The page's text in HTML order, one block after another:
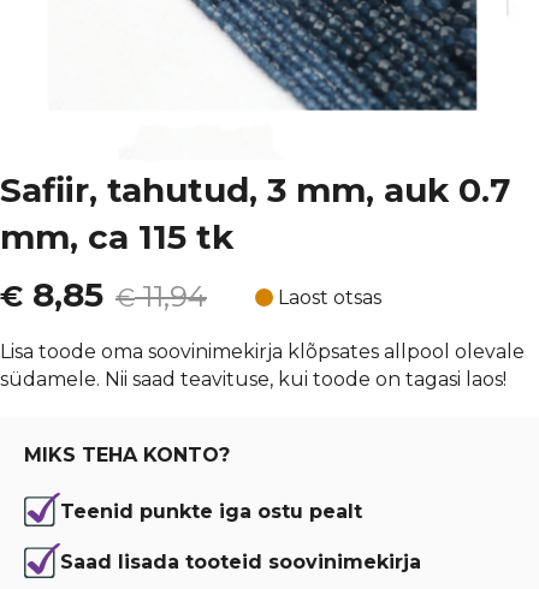
Safiir, tahutud, 3 mm, auk 0.7
mm, ca 115 tk
€11,94
Algne
hind
oli:
€ 11,94.
€ 8,85
Current
price
is:
€ 8,85.
Laost otsas
Lisa toode oma soovinimekirja klõpsates allpool olevale
südamele. Nii saad teavituse, kui toode on tagasi laos!
MIKS TEHA KONTO?
Teenid punkte iga ostu pealt
Saad lisada tooteid soovinimekirja